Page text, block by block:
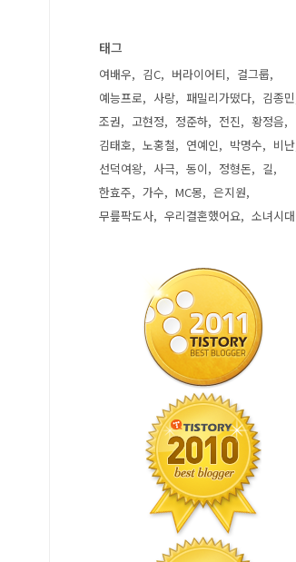
태그
여배우 김C 버라이어티
걸그룹
예능프로
사랑 패밀리가떴다
김종민
조권
고현정 정준하 전진
황정음
김태호
노홍철 연예인 박명수
비난
선덕여왕
사극 동이 정형돈
길
한효주
가수 MC몽
은지원
무릎팍도사
우리결혼했어요 소녀시대